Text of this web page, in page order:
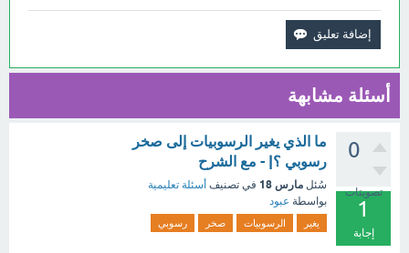
أسئلة مشابهة
0
تصويتات
1
إجابة
ما الذي يغير الرسوبيات إلى صخر
رسوبي ؟| - مع الشرح
سُئل مارس 18 في تصنيف أسئلة تعليمية
بواسطة عبود
يغير الرسوبيات صخر رسوبي